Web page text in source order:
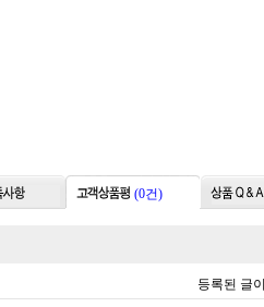
(0건)
등록된 글